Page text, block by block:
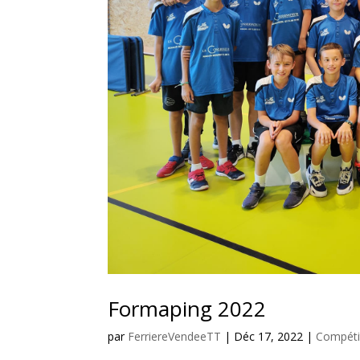
Formaping 2022
par FerriereVendeeTT | Déc 17, 2022 |